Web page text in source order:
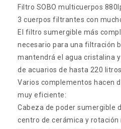
Filtro SOBO multicuerpos
3 cuerpos filtrantes con
El filtro sumergible más
necesario para una filtración
mantendrá el agua cristalina
de acuarios de hasta 220 litros.
Varios complementos hacen
muy eficiente:
Cabeza de poder sumergible
centro de cerámica y rotación